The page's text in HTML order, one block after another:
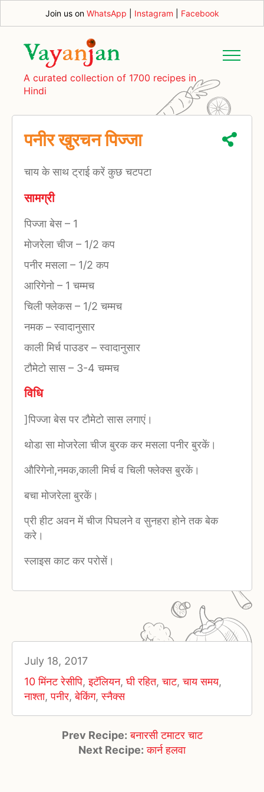
Join us on WhatsApp Instagram Facebook
A curated collection of 1700 recipes in
Hindi
पनीर खुरचन पिज्जा
चाय के साथ ट्राई करें कुछ चटपटा
सामग्री
पिज्जा बेस– 1
मोजरेला चीज – 1/2 कप
पनीर मसला– 1/2 कप
आरिगेनो– 1 चम्मच
चिली फ्लेकस– 1/2 चम्मच
नमक–स्वादानुसार
काली मिर्च पाउडर –स्वादानुसार
टौमेटो सास– 3-4 चम्मच
विधि
]पिज्जा बेस पर टौमेटो सास लगाएं।
थोडा सा मोजरेला चीज बुरक कर मसला पनीर बुरकें।
औरिगेनो,नमक,काली मिर्च व चिली फ्लेक्स बुरकें।
बचा मोजरेला बुरकें।
प्री हीट अवन में चीज पिघलने व सुनहरा होने तक बेक
करे।
स्लाइस काट कर परोसें।
July 18, 2017
10 मिंनट रेसीपि,इटॅलियन,घी रहित,चाट,चाय समय,
नाश्ता,पनीर,बेकिंग,स्नैक्स
Prev Recipe: बनारसी टमाटर चाट
Next Recipe: कार्न हलवा